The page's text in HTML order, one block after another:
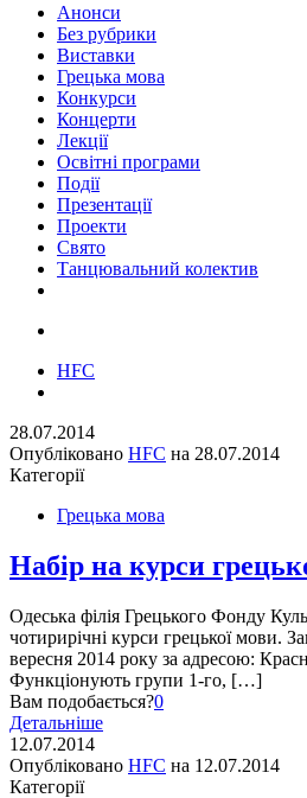
Анонси
Без рубрики
Виставки
Грецька мова
Конкурси
Концерти
Лекції
Освітні програми
Події
Презентації
Проекти
Свято
Танцювальний колектив
HFC
28.07.2014
Опубліковано HFC на 28.07.2014
Категорії
Грецька мова
Набір на курси
Одеська філія Грецького Фонду
чотирирічні курси грецької мови.
вересня 2014 року за адресою:
Функціонують групи 1-го, […]
Вам подобається?0
Детальніше
12.07.2014
Опубліковано HFC на 12.07.2014
Категорії